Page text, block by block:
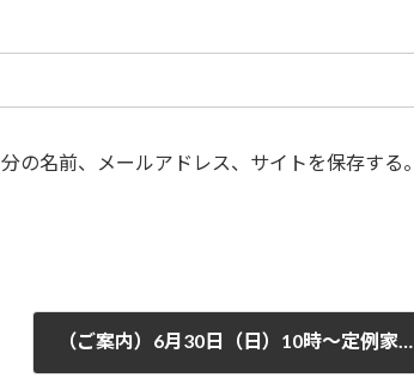
の名前、メールアドレス、サイトを保存する。
（ご案内）6月30日（日）10時～定例家族会「ひとりよりふたり」を開催させて頂きます。ご家族のための時間になればと思います。この機会をご利用下さい。（場所：大阪市淀川区）（令和６年度大阪市ボランティア活動振興基金にて開催）